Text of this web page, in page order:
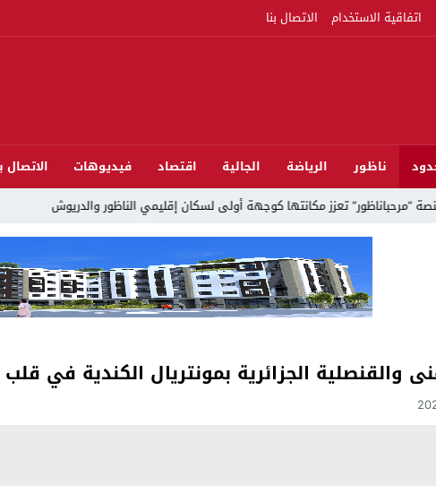
اتفاقية الاستخدام الاتصال بنا
ناظور الرياضة الجالية اقتصاد فيديوهات
الاتصال
02:50 هدوء
والقنصلية الجزائرية بمونتريال الكندية في